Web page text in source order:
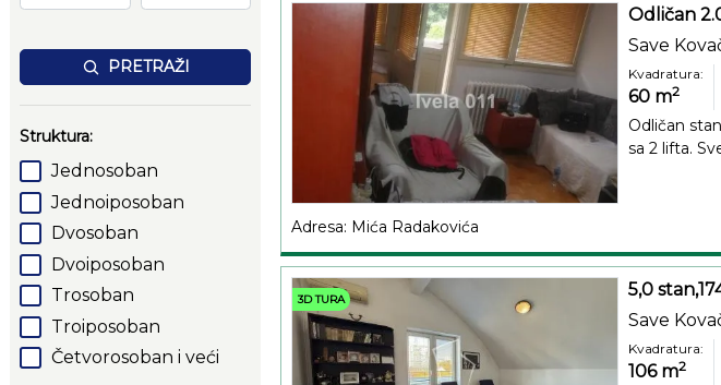
PRETRAŽI
Struktura:
Jednosoban
Jednoiposoban
Dvosoban
Dvoiposoban
Trosoban
Troiposoban
Četvorosoban i veći
Odličan
Save
Kvadratura:
60 m2
Odličan
sa 2 lifta.
Adresa: Mića Radakovića
3D TURA
5,0
Save
Kvadratura:
106m2